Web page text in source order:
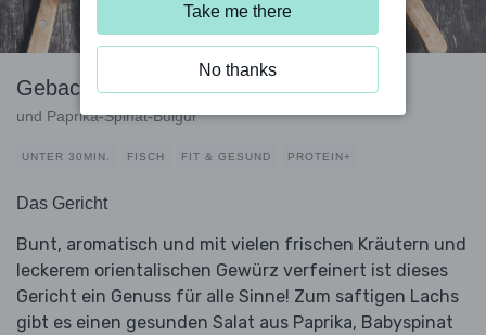
Gebackener Lachs mit Joghurt
und Paprika-Spinat-Bulgur
UNTER 30MIN. FISCH FIT & GESUND PROTEIN+
Das Gericht
Bunt, aromatisch und mit vielen frischen Kräutern und
leckerem orientalischen Gewürz verfeinert ist dieses
Gericht ein Genuss für alle Sinne! Zum saftigen Lachs
gibt es einen gesunden Salat aus Paprika, Babyspinat
Take me there
No thanks